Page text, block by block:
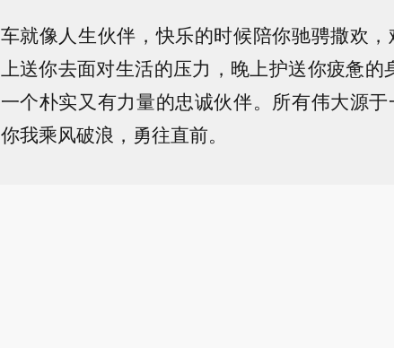
车就像人生伙伴，快乐的时候陪你驰骋撒欢
上送你去面对生活的压力，晚上护送你疲惫
一个朴实又有力量的忠诚伙伴。所有伟大源
你我乘风破浪，勇往直前。